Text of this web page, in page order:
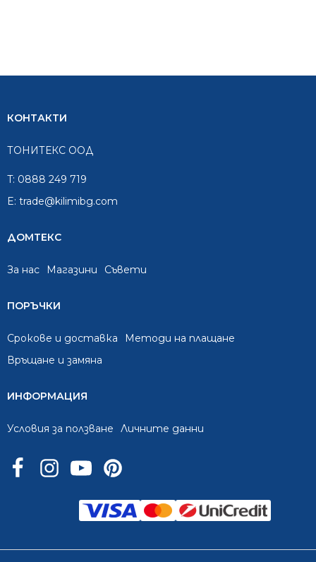
КОНТАКТИ
ТОНИТЕКС ООД
T: 0888 249 719
E: trade@kilimibg.com
ДОМТЕКС
За нас Mагазини Съвети
ПОРЪЧКИ
Срокове и доставка
Методи на плащане
Връщане и замяна
ИНФОРМАЦИЯ
Условия за ползване Личните данни